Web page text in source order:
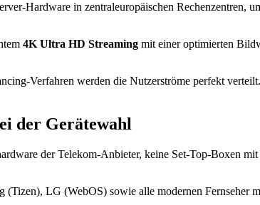
Hardware in zentraleuropäischen
4K Ultra HD Streaming mit einer optimierten
Verfahren werden die Nutzerströme perfekt
der Gerätewahl
der Telekom-Anbieter, keine Set-Top-Boxen
(Tizen), LG (WebOS) sowie alle modernen Fernseher